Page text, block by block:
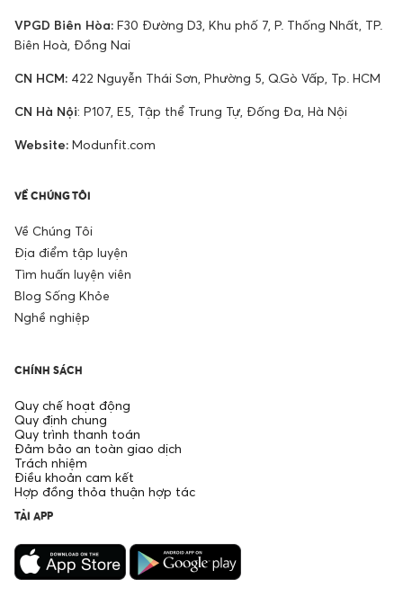
VPGD Biên Hòa: F30 Đường D3, Khu phố 7, P. Thống Nhất, TP.
Biên Hoà, Đồng Nai
CN HCM: 422 Nguyễn Thái Sơn, Phường 5, Q.Gò Vấp, Tp. HCM
CN Hà Nội: P107, E5, Tập thể Trung Tự, Đống Đa, Hà Nội
Website: Modunfit.com
VỀ CHÚNG TÔI
Về Chúng Tôi
Địa điểm tập luyện
Tìm huấn luyện viên
Blog Sống Khỏe
Nghề nghiệp
CHÍNH SÁCH
Quy chế hoạt động
Quy định chung
Quy trình thanh toán
Đảm bảo an toàn giao dịch
Trách nhiệm
Điều khoản cam kết
Hợp đồng thỏa thuận hợp tác
TẢI APP